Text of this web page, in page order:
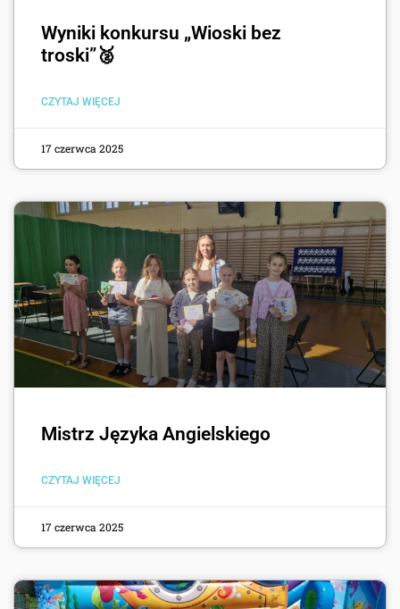
Wyniki konkursu „Wioski bez
troski”🥈
CZYTAJ WIĘCEJ
17 czerwca 2025
Mistrz Języka Angielskiego
CZYTAJ WIĘCEJ
17 czerwca 2025